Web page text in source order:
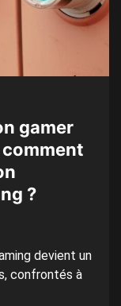
gamer
?
devient un
confrontés à